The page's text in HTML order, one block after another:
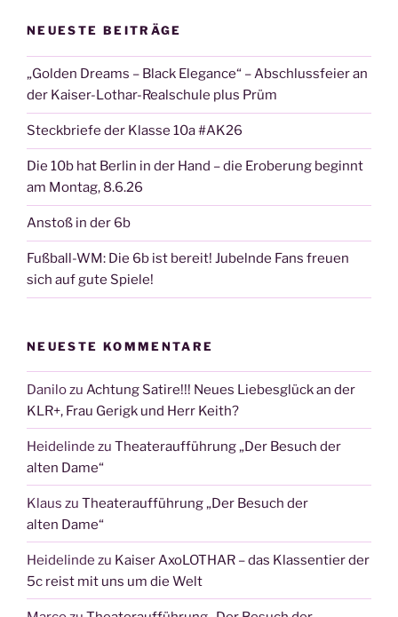
NEUESTE BEITRÄGE
„Golden Dreams – Black Elegance“ – Abschlussfeier an
der Kaiser-Lothar-Realschule plus Prüm
Steckbriefe der Klasse 10a #AK26
Die 10b hat Berlin in der Hand – die Eroberung beginnt
am Montag, 8.6.26
Anstoß in der 6b
Fußball-WM: Die 6b ist bereit! Jubelnde Fans freuen
sich auf gute Spiele!
NEUESTE KOMMENTARE
Danilozu Achtung Satire!!! Neues Liebesglück an der
KLR+, Frau Gerigk und Herr Keith?
Heidelinde zu Theateraufführung „Der Besuch der
alten Dame“
Klaus zu Theateraufführung „Der Besuch der
alten Dame“
Heidelinde zu Kaiser AxoLOTHAR – das Klassentier der
5c reist mit uns um die Welt